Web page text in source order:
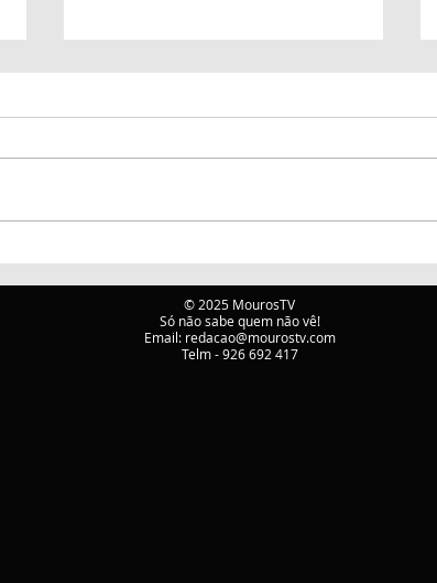
ATIVAÇÃO DO PLANO
MUNICIPAL DE
EMERGÊNCIA E
PROTEÇÃO CIVIL DE
© 2025 MourosTV
Só não sabe quem não vê!
Email: redacao@mourostv.com
Telm - 926 692 417